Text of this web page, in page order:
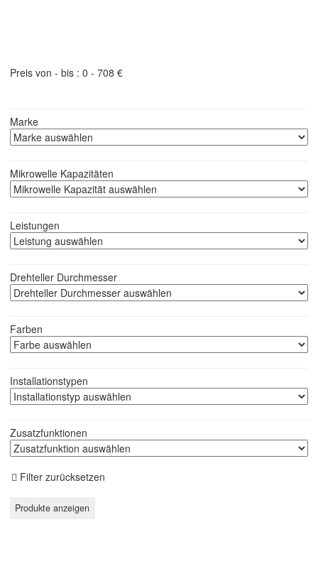
Preis von - bis : 0 - 708 €
Marke
Mikrowelle Kapazitäten
Leistungen
Drehteller Durchmesser
Farben
Installationstypen
Zusatzfunktionen
Filter zurücksetzen